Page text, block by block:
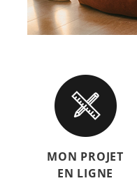
MON PROJET
EN LIGNE